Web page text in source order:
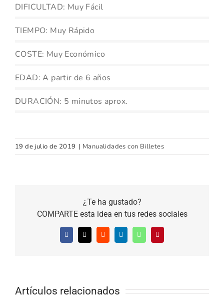
DIFICULTAD: Muy Fácil
TIEMPO: Muy Rápido
COSTE: Muy Económico
EDAD: A partir de 6 años
DURACIÓN: 5 minutos aprox.
19 de julio de 2019 | Manualidades con Billetes
¿Te ha gustado?
COMPARTE esta idea en tus redes sociales
Facebook
X RedditLinkedInWhatsAppPinterest
Artículos relacionados